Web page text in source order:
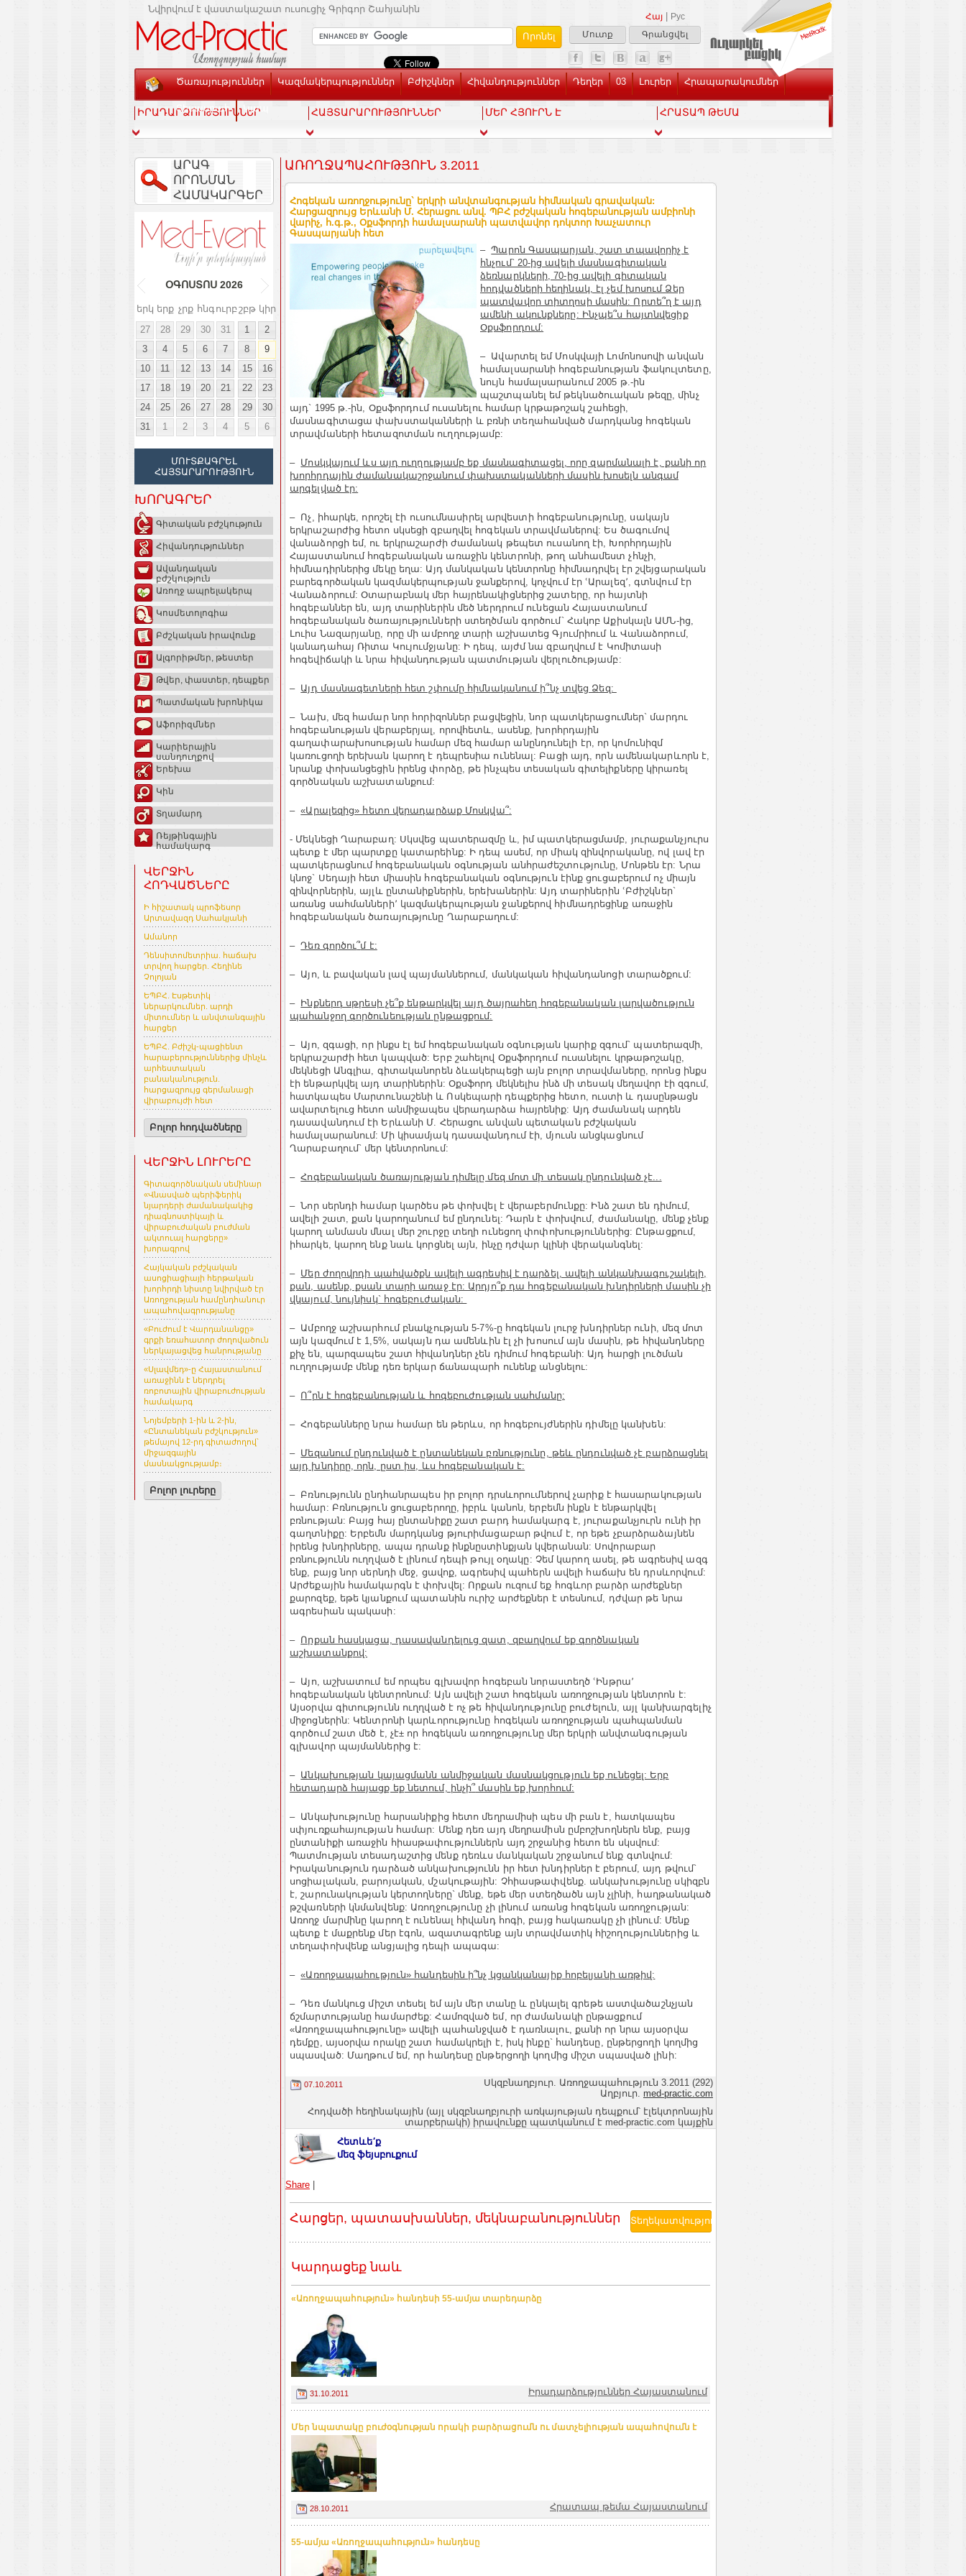
Հայ
Рус
Մուտք
Գրանցվել
Նվիրվում է վաստակաշատ ուսուցիչ Գրիգոր Շահյանին
Ծառայություններ Կազմակերպություններ Բժիշկներ Հիվանդություններ Դեղեր 03 Լուրեր Հրապարակումներ
Տեսասրահ Կապ
ԻՐԱԴԱՐՁՈՒԹՅՈՒՆՆԵՐ ՀԱՅՏԱՐԱՐՈՒԹՅՈՒՆՆԵՐ ՄԵՐ ՀՅՈՒՐՆ Է ՀՐԱՏԱՊ ԹԵՄԱ
ԱՐԱԳ
ՈՐՈՆՄԱՆ
ՀԱՄԱԿԱՐԳԵՐ
ՕԳՈՍՏՈՍ 2026
երկ երք չրք հնգուրբ շբթ կիր
27
28 29 30 31 1
2
3
4 5 6 7 8
9
10
11 12 13 14 15
16
17
18 19 20 21 22
23
24
25 26 27 28 29
30
31
1 2 3 4 5 6
ՄՈՒՏՔԱԳՐԵԼ
ՀԱՅՏԱՐԱՐՈՒԹՅՈՒՆ
ԽՈՐԱԳՐԵՐ
Գիտական բժշկություն
Հիվանդություններ
Ավանդական
բժշկություն
Առողջ ապրելակերպ
Կոսմետոլոգիա
Բժշկական իրավունք
Ալգորիթմեր, թեստեր
Թվեր, փաստեր, դեպքեր
Պատմական խրոնիկա
Աֆորիզմներ
Կարիերային
սանդուղքով
Երեխա
Կին
Տղամարդ
Ռեյթինգային
համակարգ
ՎԵՐՋԻՆ
ՀՈԴՎԱԾՆԵՐԸ
Ի հիշատակ պրոֆեսոր
Արտավազդ Սահակյանի
Ամանոր
Դենսիտոմետրիա. հաճախ
տրվող հարցեր. Հեղինե
Չոլոյան
ԵՊԲՀ. Էսթետիկ
ներարկումներ. արդի
միտումներ և անվտանգային
հարցեր
ԵՊԲՀ. Բժիշկ-պացիենտ
հարաբերություններից մինչև
արհեստական
բանականություն.
հարցազրույց գերմանացի
վիրաբույժի հետ
Բոլոր հոդվածները
ՎԵՐՋԻՆ ԼՈՒՐԵՐԸ
Գիտագործնական սեմինար
«Վնասված պերիֆերիկ
նյարդերի ժամանակակից
դիագնոստիկայի և
վիրաբուժական բուժման
ակտուալ հարցերը»
խորագրով
Հայկական բժշկական
ասոցիացիայի հերթական
խորհրդի նիստը նվիրված էր
Առողջության համընդհանուր
ապահովագրությանը
«Բուժում է Վարդանանցը»
գրքի եռահատոր ժողովածուն
ներկայացվեց հանրությանը
«Սլավմեդ»-ը Հայաստանում
առաջինն է ներդրել
ռոբոտային վիրաբուժության
համակարգ
Նոյեմբերի 1-ին և 2-ին,
«Ընտանեկան բժշկություն»
թեմայով 12-րդ գիտաժողով՝
միջազգային
մասնակցությամբ։
Բոլոր լուրերը
ԱՌՈՂՋԱՊԱՀՈՒԹՅՈՒՆ 3.2011
Հոգեկան առողջությունը` երկրի անվտանգության հիմնական գրավական:
Հարցազրույց Երևանի Մ. Հերացու անվ. ՊԲՀ բժշկական հոգեբանության ամբիոնի
վարիչ, հ.գ.թ., Օքսֆորդի համալսարանի պատվավոր դոկտոր Խաչատուր
Գասպարյանի հետ
–Պարոն Գասպարյան, շատ տպավորիչ է
հնչում` 20-ից ավելի մասնագիտական
ձեռնարկների, 70-ից ավելի գիտական
հոդվածների հեղինակ, էլ չեմ խոսում Ձեր
պատվավոր տիտղոսի մասին: Որտե՞ղ է այդ
ամենի ակունքները: Ինչպե՞ս հայտնվեցիք
Օքսֆորդում:
– Ավարտել եմ Մոսկվայի Լոմոնոսովի անվան
համալսարանի հոգեբանության ֆակուլտետը,
նույն համալսարանում 2005 թ.-ին
պաշտպանել եմ թեկնածուական թեզը, մինչ
այդ` 1995 թ.-ին, Օքսֆորդում ուսանելու համար կրթաթոշակ շահեցի,
մասնագիտացա փախստականների և բռնի տեղահանված մարդկանց հոգեկան
տրավմաների հետազոտման ուղղությամբ:
– Մոսկվայում ևս այդ ուղղությամբ եք մասնագիտացել, որը զարմանալի է, քանի որ
խորհրդային ժամանակաշրջանում փախստականների մասին խոսելն անգամ
արգելված էր:
– Ոչ, իհարկե, որոշել էի ուսումնասիրել արվեստի հոգեբանությունը, սակայն
երկրաշարժից հետո սկսեցի զբաղվել հոգեկան տրավմաներով: Ես ծագումով
վանաձորցի եմ, ու երկրաշարժի ժամանակ թեպետ ուսանող էի, Խորհրդային
Հայաստանում հոգեբանական առաջին կենտրոնի, թող անհամեստ չհնչի,
հիմնադիրներից մեկը եղա: Այդ մանկական կենտրոնը հիմնադրվել էր շվեյցարական
բարեգործական կազմակերպության ջանքերով, կոչվում էր ՙԱրալեզ՚, գտնվում էր
Վանաձորում: Օտարաբնակ մեր հայրենակիցներից շատերը, որ հայտնի
հոգեբաններ են, այդ տարիներին մեծ ներդրում ունեցան Հայաստանում
հոգեբանական ծառայությունների ստեղծման գործում` Հակոբ Աքիսկալն ԱՄՆ-ից,
Լուիս Նազարյանը, որը մի ամբողջ տարի աշխատեց Գյումրիում և Վանաձորում,
կանադահայ Ռիտա Կույումջյանը: Ի դեպ, այժմ նա զբաղվում է Կոմիտասի
հոգեվիճակի և նրա հիվանդության պատմության վերլուծությամբ:
– Այդ մասնագետների հետ շփումը հիմնականում ի՞նչ տվեց Ձեզ:
– Նախ, մեզ համար նոր հորիզոններ բացվեցին, նոր պատկերացումներ` մարդու
հոգեբանության վերաբերյալ, որովհետև, ասենք, խորհրդային
գաղափարախոսության համար մեզ համար անընդունելի էր, որ կոմունիզմ
կառուցողի երեխան կարող է դեպրեսիա ունենալ: Բացի այդ, որն ամենակարևորն է,
նրանք փոխանցեցին իրենց փորձը, թե ինչպես տեսական գիտելիքները կիրառել
գործնական աշխատանքում:
–«Արալեզից» հետո վերադարձաք Մոսկվա՞:
- Մեկնեցի Ղարաբաղ: Սկսվեց պատերազմը և, իմ պատկերացմամբ, յուրաքանչյուրս
պետք է մեր պարտքը կատարեինք: Ի դեպ ասեմ, որ միակ զինվորականը, ով լավ էր
պատկերացնում հոգեբանական օգնության անհրաժեշտությունը, Մոնթեն էր: Նրա
կնոջ` Սեդայի հետ միասին հոգեբանական օգնություն էինք ցուցաբերում ոչ միայն
զինվորներին, այլև ընտանիքներին, երեխաներին: Այդ տարիներին ՙԲժիշկներ`
առանց սահմանների՚ կազմակերպության ջանքերով հիմնադրեցինք առաջին
հոգեբանական ծառայությունը Ղարաբաղում:
–Դեռ գործու՞մ է:
– Այո, և բավական լավ պայմաններում, մանկական հիվանդանոցի տարածքում:
– Ինքներդ սթրեսի չե՞ք ենթարկվել այդ ծայրահեղ հոգեբանական լարվածություն
պահանջող գործունեության ընթացքում:
– Այո, զգացի, որ ինքս էլ եմ հոգեբանական օգնության կարիք զգում` պատերազմի,
երկրաշարժի հետ կապված: Երբ շահելով Օքսֆորդում ուսանելու կրթաթոշակը,
մեկնեցի Անգլիա, գիտականորեն ձևակերպեցի այն բոլոր տրավմաները, որոնց ինքս
էի ենթարկվել այդ տարիներին: Օքսֆորդ մեկնելիս ինձ մի տեսակ մեղավոր էի զգում,
հատկապես Մարտունաշենի և Ոսկեպարի դեպքերից հետո, ուստի և դասընթացն
ավարտելուց հետո անմիջապես վերադարձա հայրենիք: Այդ ժամանակ արդեն
դասավանդում էի Երևանի Մ. Հերացու անվան պետական բժշկական
համալսարանում: Մի կիսամյակ դասավանդում էի, մյուսն անցկացնում
Ղարաբաղում` մեր կենտրոնում:
–Հոգեբանական ծառայության դիմելը մեզ մոտ մի տեսակ ընդունված չէ...
– Նոր սերնդի համար կարծես թե փոխվել է վերաբերմունքը: Ինձ շատ են դիմում,
ավելի շատ, քան կարողանում եմ ընդունել: Դարն է փոխվում, ժամանակը, մենք չենք
կարող անմասն մնալ մեր շուրջը տեղի ունեցող փոփոխություններից: Ընթացքում,
իհարկե, կարող ենք նաև կորցնել այն, ինչը դժվար կլինի վերականգնել:
– Մեր ժողովրդի պահվածքն ավելի ագրեսիվ է դարձել, ավելի անկանխագուշակելի,
քան, ասենք, քսան տարի առաջ էր: Արդյո՞ք դա հոգեբանական խնդիրների մասին չի
վկայում, նույնիսկ` հոգեբուժական:
– Ամբողջ աշխարհում բնակչության 5-7%-ը հոգեկան լուրջ խնդիրներ ունի, մեզ մոտ
այն կազմում է 1,5%, սակայն դա ամենևին էլ չի խոսում այն մասին, թե հիվանդները
քիչ են, պարզապես շատ հիվանդներ չեն դիմում հոգեբանի: Այդ հարցի լուծման
ուղղությամբ մենք դեռ երկար ճանապարհ ունենք անցնելու:
– Ո՞րն է հոգեբանության և հոգեբուժության սահմանը:
– Հոգեբանները նրա համար են թերևս, որ հոգեբույժներին դիմելը կանխեն:
– Մեզանում ընդունված է ընտանեկան բռնությունը, թեև ընդունված չէ բարձրացնել
այդ խնդիրը, որն, ըստ իս, ևս հոգեբանական է:
– Բռնությունն ընդհանրապես իր բոլոր դրսևորումներով չարիք է հասարակության
համար: Բռնություն ցուցաբերողը, իբրև կանոն, երբեմն ինքն է ենթարկվել
բռնության: Բայց հայ ընտանիքը շատ բարդ համակարգ է, յուրաքանչյուրն ունի իր
գաղտնիքը: Երբեմն մարդկանց թյուրիմացաբար թվում է, որ եթե չբարձրաձայնեն
իրենց խնդիրները, ապա դրանք ինքնըստինքյան կվերանան: Սովորաբար
բռնությունն ուղղված է լինում դեպի թույլ օղակը: Չեմ կարող ասել, թե ագրեսիվ ազգ
ենք, բայց նոր սերնդի մեջ, ցավոք, ագրեսիվ պահերն ավելի հաճախ են դրսևորվում:
Արժեքային համակարգն է փոխվել: Որքան ուզում եք հոգևոր բարձր արժեքներ
քարոզեք, եթե կյանքում պատանին ուրիշ արժեքներ է տեսնում, դժվար թե նրա
ագրեսիան պակասի:
– Որքան հասկացա, դասավանդելուց զատ, զբաղվում եք գործնական
աշխատանքով:
– Այո, աշխատում եմ որպես գլխավոր հոգեբան նորաստեղծ ՙԻնթրա՚
հոգեբանական կենտրոնում: Այն ավելի շատ հոգեկան առողջության կենտրոն է:
Այսօրվա գիտությունն ուղղված է ոչ թե հիվանդությունը բուժելուն, այլ կանխարգելիչ
միջոցներին: Կենտրոնի կարևորությունը հոգեկան առողջության պահպանման
գործում շատ մեծ է, չէ± որ հոգեկան առողջությունը մեր երկրի անվտանգության
գլխավոր պայմաններից է:
– Անկախության կայացմանն անմիջական մասնակցություն եք ունեցել: Երբ
հետադարձ հայացք եք նետում, ինչի՞մասին եք խորհում:
– Անկախությունը հարսանիքից հետո մեղրամիսի պես մի բան է, հատկապես
սփյուռքահայության համար: Մենք դեռ այդ մեղրամիսն ըմբոշխողներն ենք, բայց
ընտանիքի առաջին հիասթափություններն այդ շրջանից հետո են սկսվում:
Պատմության տեսադաշտից մենք դեռևս մանկական շրջանում ենք գտնվում:
Իրականություն դարձած անկախությունն իր հետ խնդիրներ է բերում, այդ թվում`
սոցիալական, բարոյական, մշակութային: Չհիասթափվենք. անկախությունը սկիզբն
է, շարունակության կերտողները` մենք, եթե մեր ստեղծածն այն չլինի, հաղթանակած
թշվառների կնմանվենք: Առողջությունը չի լինում առանց հոգեկան առողջության:
Առողջ մարմինը կարող է ունենալ հիվանդ հոգի, բայց հակառակը չի լինում: Մենք
պետք է մաքրենք մեր էգոն, ազատագրենք այն տրավմատիկ հիշողություններից և
տեղափոխվենք անցյալից դեպի ապագա:
–«Առողջապահություն» հանդեսին ի՞նչ կցանկանայիք հոբելյանի առթիվ:
– Դեռ մանկուց միշտ տեսել եմ այն մեր տանը և ընկալել գրեթե աստվածաշնչյան
ճշմարտությանը համարժեք: Համոզված եմ, որ ժամանակի ընթացքում
«Առողջապահությունը» ավելի պահանջված է դառնալու, քանի որ նրա այսօրվա
դեմքը, այսօրվա որակը շատ համակրելի է, իսկ ինքը` հանդեսը, ընթերցողի կողմից
սպասված: Մաղթում եմ, որ հանդեսը ընթերցողի կողմից միշտ սպասված լինի:
07.10.2011
Սկզբնաղբյուր. Առողջապահություն 3.2011 (292)
Աղբյուր. med-practic.com
Հոդվածի հեղինակային (այլ սկզբնաղբյուրի առկայության դեպքում՝ էլեկտրոնային
տարբերակի) իրավունքը պատկանում է med-practic.com կայքին
Հետևե′ք
մեզ ֆեյսբուքում
Share
Հարցեր, պատասխաններ, մեկնաբանություններ
Կարդացեք նաև
«Առողջապահություն» հանդեսի 55-ամյա տարեդարձը
31.10.2011 Իրադարձություններ Հայաստանում
Մեր նպատակը բուժօգնության որակի բարձրացումն ու մատչելիության ապահովումն է
28.10.2011 Հրատապ թեմա Հայաստանում
55-ամյա «Առողջապահություն» հանդեսը